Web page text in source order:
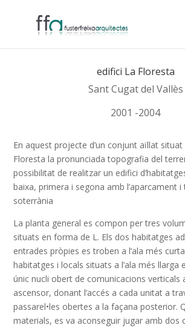
edifici La Floresta
Sant Cugat del Vallès
2001 -2004
En aquest projecte d’un conjunt aïllat
Floresta la pronunciada topografia del
possibilitat de realitzar un edifici
baixa, primera i segona amb l’aparcament
soterrània
La planta general es compon per tres
situats en forma de L. Els dos habitatges
entrades pròpies es troben a l’ala més
habitatges i locals situats a l’ala més llarga
únic nucli obert de comunicacions verticals
ascensor, donant l’accés a cada unitat a
passarel•les obertes a la façana posterior.
materials, es va aconseguir jugar amb dos